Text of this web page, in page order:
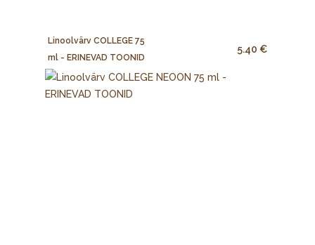
Linoolvärv COLLEGE 75
ml - ERINEVAD TOONID
5.40 €